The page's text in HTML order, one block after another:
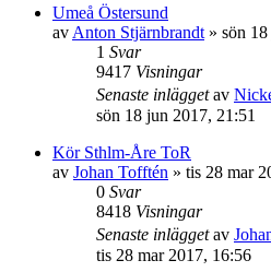
Umeå Östersund
av Anton Stjärnbrandt » sön
1 Svar
9417 Visningar
Senaste inläggetav
sön 18 jun 2017, 21:51
Kör Sthlm-Åre ToR
av Johan Tofftén » tis 28 mar
0 Svar
8418 Visningar
Senaste inläggetav
tis 28 mar 2017, 16:56